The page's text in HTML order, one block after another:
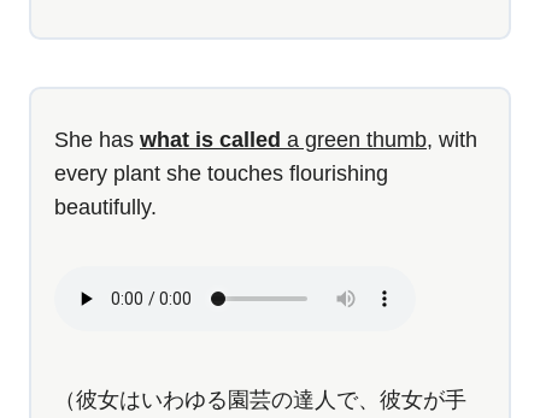
She has what is called a green thumb, with
every plant she touches flourishing
beautifully.
（彼女はいわゆる園芸の達人で、彼女が手